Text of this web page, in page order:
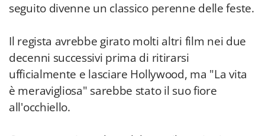
seguito divenne un classico perenne delle feste.
Il regista avrebbe girato molti altri film nei due
decenni successivi prima di ritirarsi
ufficialmente e lasciare Hollywood, ma "La vita
è meravigliosa" sarebbe stato il suo fiore
all'occhiello.